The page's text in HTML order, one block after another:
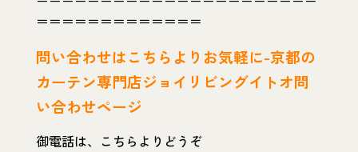
＝＝＝＝＝＝＝＝＝＝＝＝＝
問い合わせはこちらよりお気軽に-京都の
カーテン専門店ジョイリビングイトオ問
い合わせページ
御電話は、こちらよりどうぞ